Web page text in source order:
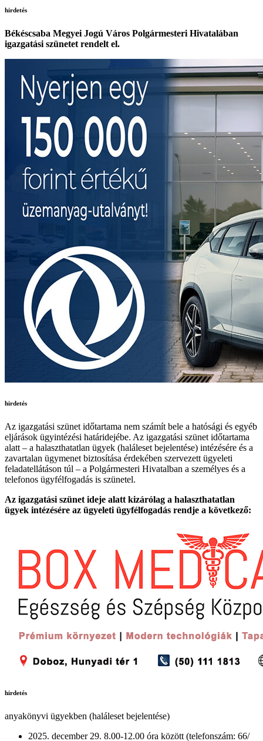
hirdetés
Békéscsaba Megyei Jogú Város Polgármesteri Hivatalában
igazgatási szünetet rendelt el.
hirdetés
Az igazgatási szünet időtartama nem számít bele a hatósági és egyéb
eljárások ügyintézési határidejébe. Az igazgatási szünet időtartama
alatt – a halaszthatatlan ügyek (haláleset bejelentése) intézésére és a
zavartalan ügymenet biztosítása érdekében szervezett ügyeleti
feladatellátáson túl – a Polgármesteri Hivatalban a személyes és a
telefonos ügyfélfogadás is szünetel.
Az igazgatási szünet ideje alatt kizárólag a halaszthatatlan
ügyek intézésére az ügyeleti ügyfélfogadás rendje a következő:
hirdetés
anyakönyvi ügyekben (haláleset bejelentése)
2025. december 29. 8.00-12.00 óra között (telefonszám: 66/